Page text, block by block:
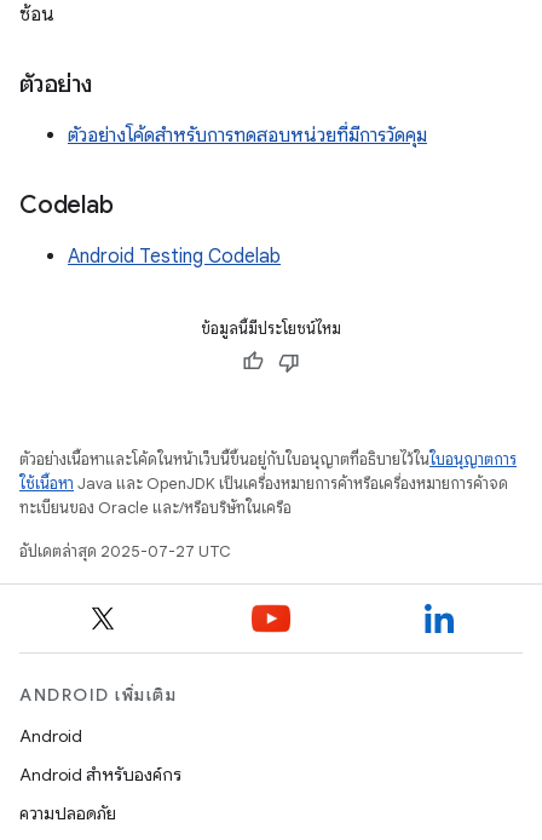
ซ้อน
ตัวอย่าง
ตัวอย่างโค้ดสำหรับการทดสอบหน่วยที่มีการวัดคุม
Codelab
Android Testing Codelab
ข้อมูลนี้มีประโยชน์ไหม
ตัวอย่างเนื้อหาและโค้ดในหน้าเว็บนี้ขึ้นอยู่กับใบอนุญาตที่อธิบายไว้ในใบอนุญาตการ
ใช้เนื้อหา Java และ OpenJDK เป็นเครื่องหมายการค้าหรือเครื่องหมายการค้าจด
ทะเบียนของ Oracle และ/หรือบริษัทในเครือ
อัปเดตล่าสุด 2025-07-27 UTC
ANDROID เพิ่มเติม
Android
Android สำหรับองค์กร
ความปลอดภัย